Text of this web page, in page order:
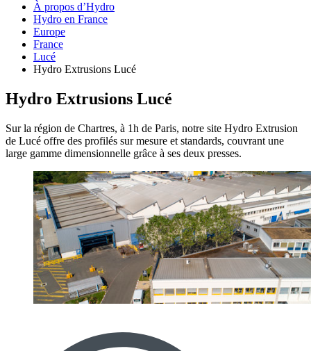
À propos d’Hydro
Hydro en France
Europe
France
Lucé
Hydro Extrusions Lucé
Hydro Extrusions Lucé
Sur la région de Chartres, à 1h de Paris, notre site Hydro Extrusion
de Lucé offre des profilés sur mesure et standards, couvrant une
large gamme dimensionnelle grâce à ses deux presses.